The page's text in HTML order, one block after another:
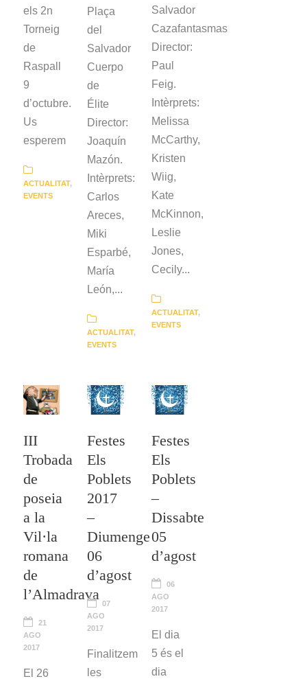
els 2n
Torneig
de
Raspall
9
d’octubre.
Us
esperem
ACTUALITAT,
EVENTS
Plaça
del
Salvador
Cuerpo
de
Élite
Director:
Joaquín
Mazón.
Intèrprets:
Carlos
Areces,
Miki
Esparbé,
María
León,...
ACTUALITAT,
EVENTS
Salvador
Cazafantasmas
Director:
Paul
Feig.
Intèrprets:
Melissa
McCarthy,
Kristen
Wiig,
Kate
McKinnon,
Leslie
Jones,
Cecily...
ACTUALITAT,
EVENTS
III
Trobada
de
poseia
a la
Vil·la
romana
de
l’Almadrava
21
AGO
2017
El 26
Festes
Els
Poblets
2017
–
Diumenge
06
d’agost
07
AGO
2017
Finalitzem
les
Festes
Els
Poblets
–
Dissabte
05
d’agost
06
AGO
2017
El dia
5 és el
dia